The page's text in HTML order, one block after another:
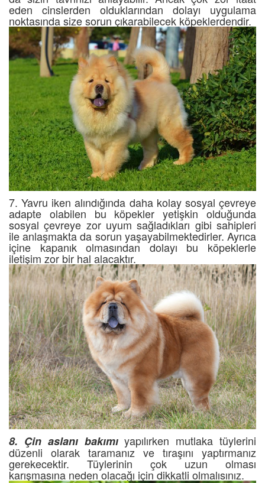
eden cinslerden olduklarından dolayı uygulama
noktasında size sorun çıkarabilecek köpeklerdendir.
7. Yavru iken alındığında daha kolay sosyal çevreye
adapte olabilen bu köpekler yetişkin olduğunda
sosyal çevreye zor uyum sağladıkları gibi sahipleri
ile anlaşmakta da sorun yaşayabilmektedirler. Ayrıca
içine kapanık olmasından dolayı bu köpeklerle
iletişim zor bir hal alacaktır.
8. Çin aslanı bakımıyapılırken mutlaka tüylerini
düzenli olarak taramanız ve tıraşını yaptırmanız
gerekecektir. Tüylerinin çok uzun olması
karışmasına neden olacağı için dikkatli olmalısınız.